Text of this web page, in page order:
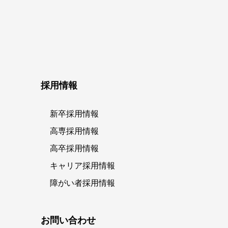
採用情報
新卒採用情報
高専採用情報
高卒採用情報
キャリア採用情報
障がい者採用情報
お問い合わせ